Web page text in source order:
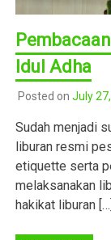
Idul Adha
Posted on July
Sudah menjadi
liburan resmi
etiquette serta
melaksanakan
hakikat liburan […]